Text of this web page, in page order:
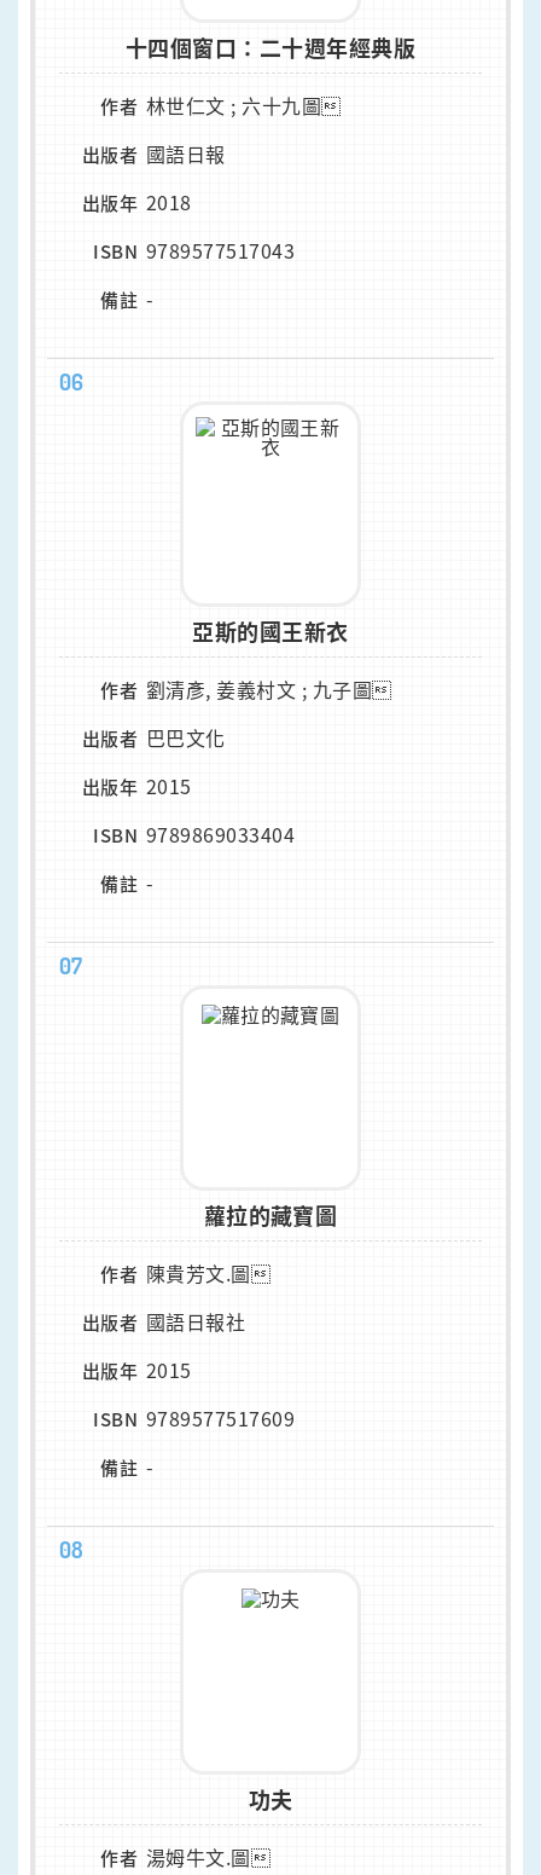
十四個窗口：二十週年經典版
作者 林世仁文 ; 六十九圖
出版者 國語日報
出版年 2018
ISBN 9789577517043
備註 -
06
亞斯的國王新衣
作者 劉清彥, 姜義村文 ; 九子圖
出版者 巴巴文化
出版年 2015
ISBN 9789869033404
備註 -
07
蘿拉的藏寶圖
作者 陳貴芳文.圖
出版者 國語日報社
出版年 2015
ISBN 9789577517609
備註 -
08
功夫
作者 湯姆牛文.圖